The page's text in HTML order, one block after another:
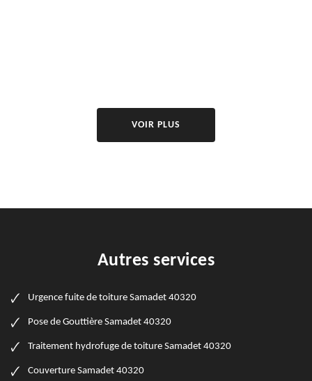
VOIR PLUS
Autres services
Urgence fuite de toiture Samadet 40320
Pose de Gouttière Samadet 40320
Traitement hydrofuge de toiture Samadet 40320
Couverture Samadet 40320